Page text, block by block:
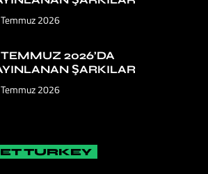
2026
TEMMUZ 2026’DA
ŞARKILAR
2026
TURKEY